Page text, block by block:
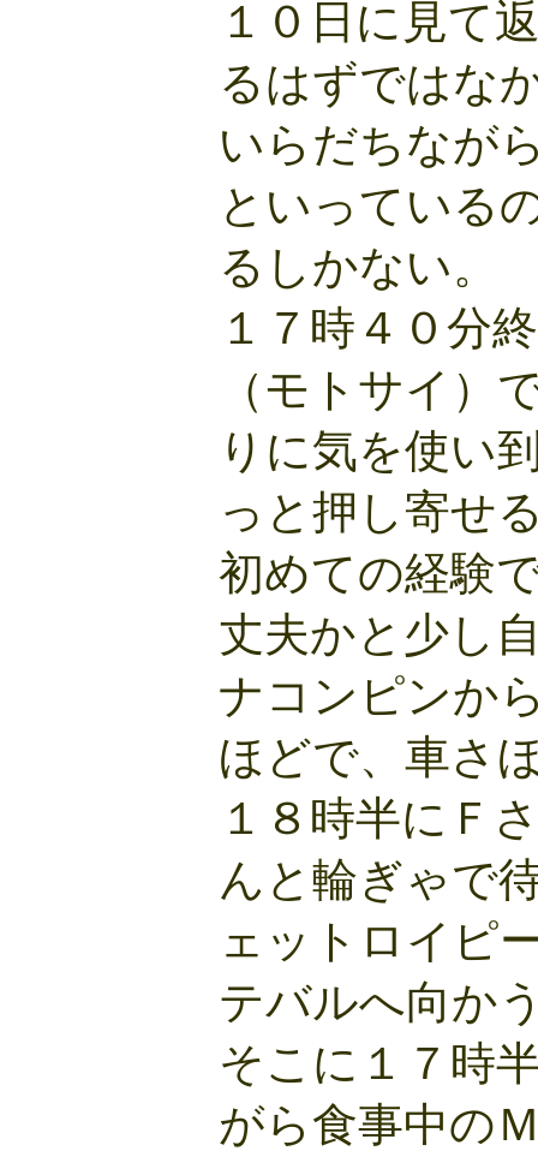
１０日に見て
るはずではな
いらだちなが
といっている
るしかない。
１７時４０分
（モトサイ）
りに気を使い
っと押し寄せ
初めての経験
丈夫かと少し
ナコンピンか
ほどで、車さ
１８時半にＦ
んと輪ぎゃで
ェットロイピ
テバルへ向か
そこに１７時
がら食事中の